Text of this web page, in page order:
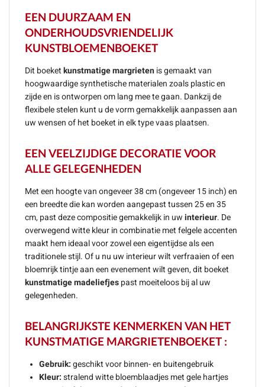
EEN DUURZAAM EN
ONDERHOUDSVRIENDELIJK
KUNSTBLOEMENBOEKET
Dit boeket kunstmatige margrieten is gemaakt van
hoogwaardige synthetische materialen zoals plastic en
zijde en is ontworpen om lang mee te gaan. Dankzij de
flexibele stelen kunt u de vorm gemakkelijk aanpassen aan
uw wensen of het boeket in elk type vaas plaatsen.
EEN VEELZIJDIGE DECORATIE VOOR
ALLE GELEGENHEDEN
Met een hoogte van ongeveer 38 cm (ongeveer 15 inch) en
een breedte die kan worden aangepast tussen 25 en 35
cm, past deze compositie gemakkelijk in uw interieur. De
overwegend witte kleur in combinatie met felgele accenten
maakt hem ideaal voor zowel een eigentijdse als een
traditionele stijl. Of u nu uw interieur wilt verfraaien of een
bloemrijk tintje aan een evenement wilt geven, dit boeket
kunstmatige madeliefjes past moeiteloos bij al uw
gelegenheden.
BELANGRIJKSTE KENMERKEN VAN HET
KUNSTMATIGE MARGRIETENBOEKET :
Gebruik: geschikt voor binnen- en buitengebruik
Kleur: stralend witte bloemblaadjes met gele hartjes